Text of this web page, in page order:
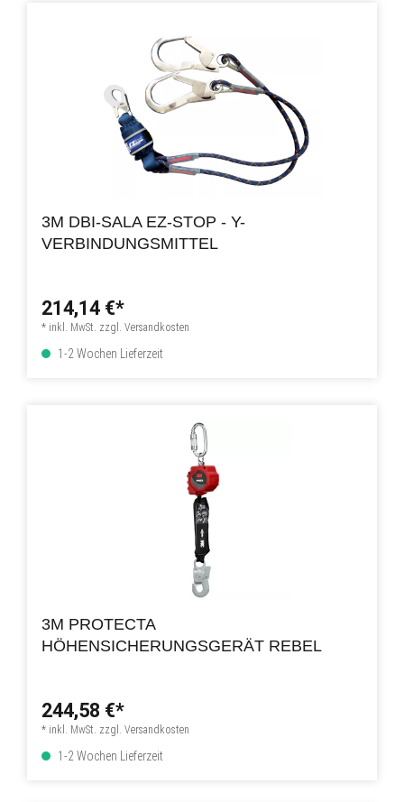
3M DBI-SALA EZ-STOP - Y-
VERBINDUNGSMITTEL
214,14 €*
* inkl. MwSt. zzgl. Versandkosten
1-2 Wochen Lieferzeit
3M PROTECTA
HÖHENSICHERUNGSGERÄT REBEL
244,58 €*
* inkl. MwSt. zzgl. Versandkosten
1-2 Wochen Lieferzeit